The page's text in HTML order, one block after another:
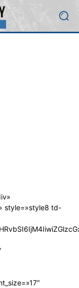
style=»style8 td-